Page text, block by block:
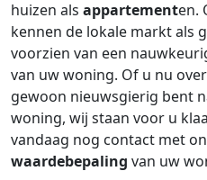
huizen als appartementen.
kennen de lokale markt als
voorzien van een
van uw woning. Of u nu
gewoon nieuwsgierig bent
woning, wij staan voor u
vandaag nog contact met
waardebepaling van uw